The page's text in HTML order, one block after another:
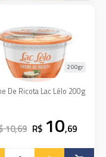
De Ricota Lac Lélo 200g
200gr
10,69 R$ 10,69